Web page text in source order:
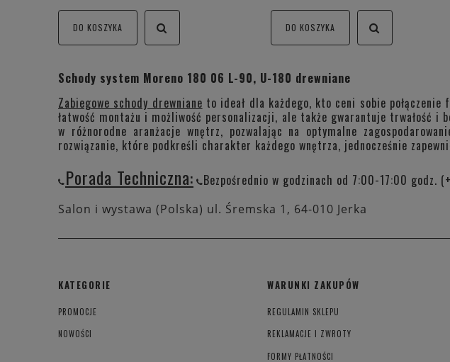
DO KOSZYKA DO KOSZYKA
Schody system Moreno 180 06 L-90, U-180 drewniane
Zabiegowe schody drewniane to ideał dla każdego, kto ceni sobie
łatwość montażu i możliwość personalizacji, ale także gwarantuje trwałość
w różnorodne aranżacje wnętrz, pozwalając na optymalne
rozwiązanie, które podkreśli charakter każdego wnętrza, jednocześnie
Porada Techniczna: Bezpośrednio w godzinach od 7:00-17:00 godz.
Salon i wystawa (Polska) ul. Śremska 1, 64-010 Jerka
KATEGORIE
PROMOCJE
NOWOŚCI
WARUNKI ZAKUPÓW
REGULAMIN SKLEPU
REKLAMACJE I ZWROTY
FORMY PŁATNOŚCI